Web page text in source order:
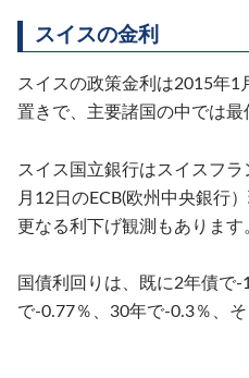
スイスの金利
スイスの政策金利は2015年1
置きで、主要諸国の中では最
スイス国立銀行はスイスフ
月 12 日のECB(欧州中央銀行
更なる利下げ観測もあります
国債利回りは、既に2年債で-
で-0.77％、 30年で-0.3％、